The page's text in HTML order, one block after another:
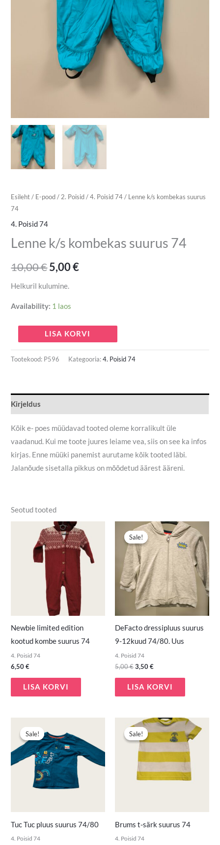
Esileht/ E-pood/ 2. Poisid/4. Poisid 74/ Lenne k/s kombekas suurus
74
4. Poisid 74
Lenne k/s kombekas suurus 74
10,00€5,00€
Helkuril kulumine.
Availability: 1 laos
LISA KORVI
Tootekood: P596 Kategooria:4. Poisid 74
Kirjeldus
Kõik e- poes müüdavad tooted oleme korralikult üle
vaadanud. Kui me toote juures leiame vea, siis on see ka infos
kirjas. Enne müüki panemist aurutame kõik tooted läbi.
Jalanõude sisetalla pikkus on mõõdetud äärest ääreni.
Seotud tooted
Newbie limited edition
kootud kombe suurus 74
4. Poisid 74
6,50€
LISA KORVI
Sale!
Sale!
DeFacto dressipluus suurus
9-12kuud 74/80. Uus
4. Poisid 74
5,00€
Algne
hind
oli:
5,00 €.
3,50€
Praegune
hind
on:
3,50 €.
LISA KORVI
Sale!
Sale!
Tuc Tuc pluus suurus 74/80
4. Poisid 74
hind
oli:
4,50 €.
on:
2,80 €.
Sale!
Sale!
Brums t-särk suurus 74
4. Poisid 74
Algne
hind
oli:
3,50 €.
Praegune
hind